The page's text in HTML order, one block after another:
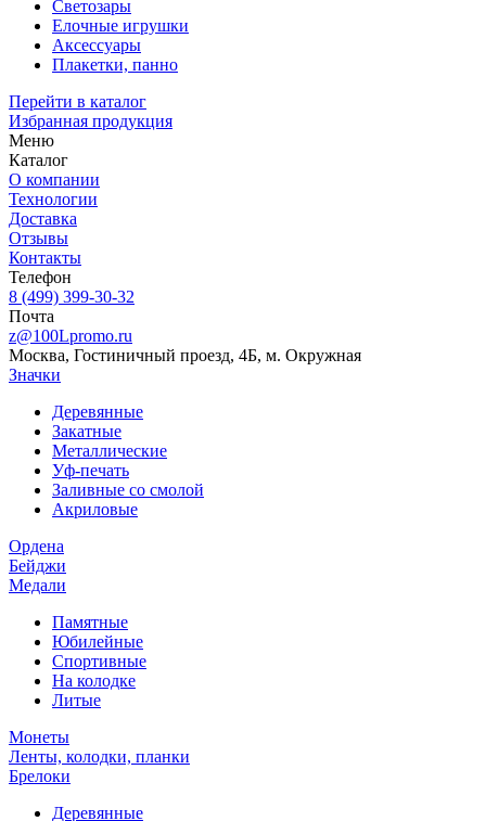
Светозары
Елочные игрушки
Аксессуары
Плакетки, панно
Перейти в каталог
Избранная продукция
Меню
Каталог
О компании
Технологии
Доставка
Отзывы
Контакты
Телефон
8 (499) 399-30-32
Почта
z@100Lpromo.ru
Москва, Гостиничный проезд, 4Б, м. Окружная
Значки
Деревянные
Закатные
Металлические
Уф-печать
Заливные со смолой
Акриловые
Ордена
Бейджи
Медали
Памятные
Юбилейные
Спортивные
На колодке
Литые
Монеты
Ленты, колодки, планки
Брелоки
Деревянные